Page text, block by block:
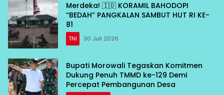
Merdeka! 🇮🇩 KORAMIL BAHODOPI
“BEDAH” PANGKALAN SAMBUT HUT RI KE-
81
TNI 30 Juli 2026
Bupati Morowali Tegaskan Komitmen
Dukung Penuh TMMD ke-129 Demi
Percepat Pembangunan Desa